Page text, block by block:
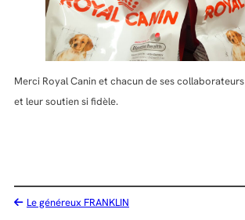
Merci Royal Canin et chacun de ses
et leur soutien si fidèle.
Le généreux FRANKLIN